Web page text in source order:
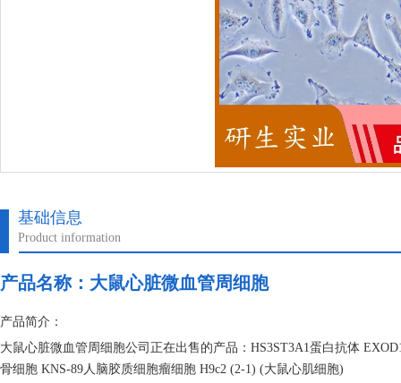
基础信息
Product information
产品名称： 大鼠心脏微血管周细胞
产品简介：
大鼠心脏微血管周细胞公司正在出售的产品：HS3ST3A1蛋白抗体
骨细胞 KNS-89人脑胶质细胞瘤细胞 H9c2 (2-1) (大鼠心肌细胞)